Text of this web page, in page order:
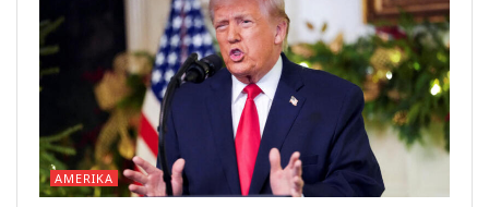
AMERIKA